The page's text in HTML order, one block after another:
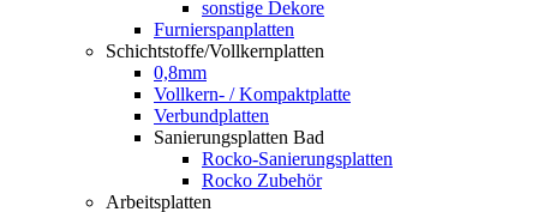
sonstige Dekore
Furnierspanplatten
Schichtstoffe/Vollkernplatten
0,8mm
Vollkern- / Kompaktplatte
Verbundplatten
Sanierungsplatten Bad
Rocko-Sanierungsplatten
Rocko Zubehör
Arbeitsplatten